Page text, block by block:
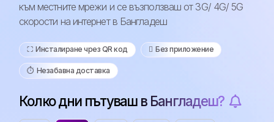
към местните мрежи и се възползваш от 3G/ 4G/ 5G
скорости на интернет в Бангладеш
⛶️️ Инсталиране чрез QR код ️ Без приложение
⏱️️ Незабавна доставка
Колко дни пътуваш в Бангладеш?